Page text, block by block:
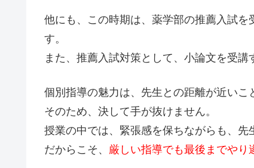
他にも、この時期は、薬学部の推薦入試
す。
また、推薦入試対策として、小論文を受講
個別指導の魅力は、先生との距離が近いこ
そのため、決して手が抜けません。
授業の中では、緊張感を保ちながらも、先
だからこそ、 厳しい指導でも最後までやり